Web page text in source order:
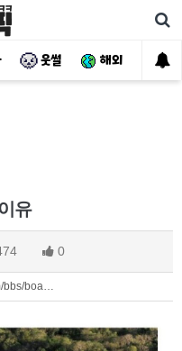
웃썰 해외 핫
유
0
bbs/boa…